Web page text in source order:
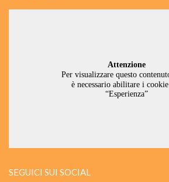
SEGUICI SUI SOCIAL